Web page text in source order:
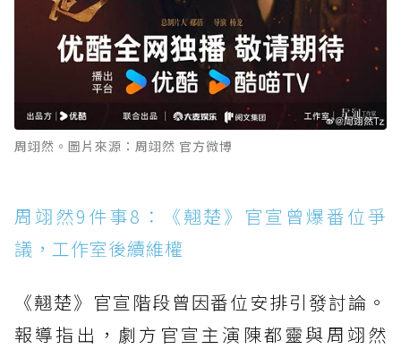
周翊然。圖片來源：周翊然 官方微博
周翊然9件事8：《翹楚》官宣曾爆番位爭
議，工作室後續維權
《翹楚》官宣階段曾因番位安排引發討論。
報導指出，劇方官宣主演陳都靈與周翊然